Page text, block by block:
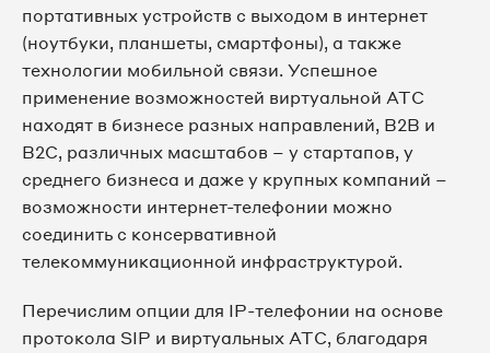
портативных устройств с выходом в интернет
(ноутбуки, планшеты, смартфоны), а также
технологии мобильной связи. Успешное
применение возможностей виртуальной АТС
находят в бизнесе разных направлений, B2B и
B2C, различных масштабов – у стартапов, у
среднего бизнеса и даже у крупных компаний –
возможности интернет-телефонии можно
соединить с консервативной
телекоммуникационной инфраструктурой.
Перечислим опции для IP-телефонии на основе
протокола SIP и виртуальных АТС, благодаря